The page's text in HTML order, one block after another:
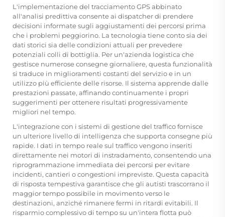
L'implementazione del tracciamento GPS abbinato
all'analisi predittiva consente ai dispatcher di prendere
decisioni informate sugli aggiustamenti dei percorsi prima
che i problemi peggiorino. La tecnologia tiene conto sia dei
dati storici sia delle condizioni attuali per prevedere
potenziali colli di bottiglia. Per un'azienda logistica che
gestisce numerose consegne giornaliere, questa funzionalità
si traduce in miglioramenti costanti del servizio e in un
utilizzo più efficiente delle risorse. Il sistema apprende dalle
prestazioni passate, affinando continuamente i propri
suggerimenti per ottenere risultati progressivamente
migliori nel tempo.
L'integrazione con i sistemi di gestione del traffico fornisce
un ulteriore livello di intelligenza che supporta consegne più
rapide. I dati in tempo reale sul traffico vengono inseriti
direttamente nei motori di instradamento, consentendo una
riprogrammazione immediata dei percorsi per evitare
incidenti, cantieri o congestioni impreviste. Questa capacità
di risposta tempestiva garantisce che gli autisti trascorrano il
maggior tempo possibile in movimento verso le
destinazioni, anziché rimanere fermi in ritardi evitabili. Il
risparmio complessivo di tempo su un'intera flotta può